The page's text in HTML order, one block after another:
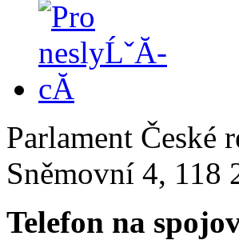
Parlament České
Sněmovní 4, 118
Telefon na